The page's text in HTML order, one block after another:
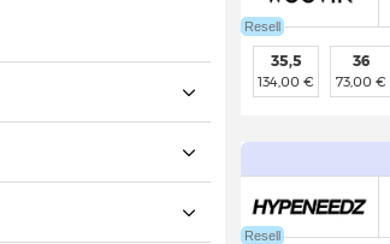
Resell
35,5
134,00 €
36
73,00 €
Resell